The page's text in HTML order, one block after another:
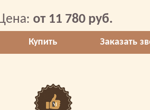
от 11 780 руб.
Купить Заказать